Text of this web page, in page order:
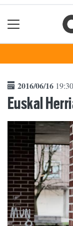
2016/06/16 19:30
Euskal